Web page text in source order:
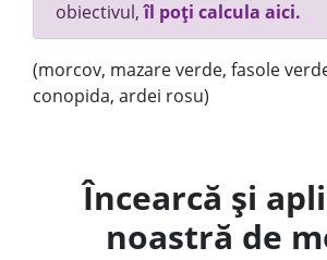
obiectivul,îl poți calcula aici.
(morcov, mazare verde, fasole
conopida, ardei rosu)
Încearcă și
noastră de